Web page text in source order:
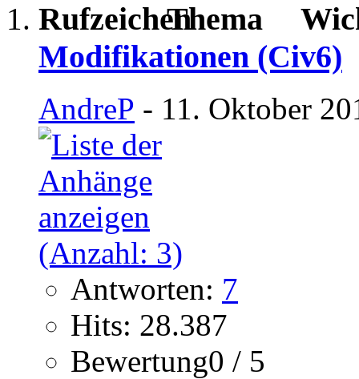
Modifikationen (Civ6)
AndreP - 11. Oktober
Antworten: 7
Hits: 28.387
Bewertung0 / 5